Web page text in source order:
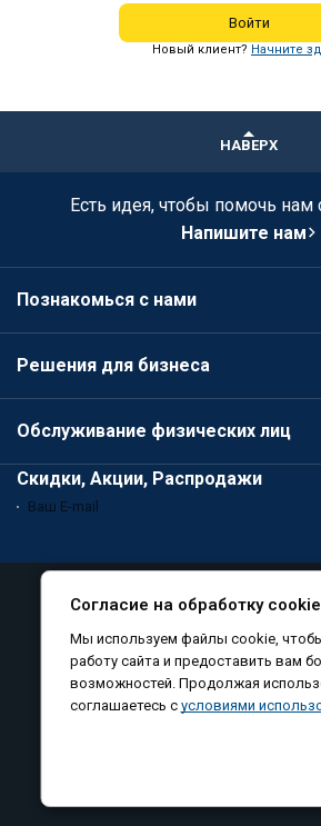
Войти
Новый клиент? Начните
НАВЕРХ
Есть идея, чтобы помочь нам
Напишите нам
Познакомься с нами
Решения для бизнеса
Обслуживание физических лиц
Скидки, Акции, Распродажи
Специальная оценка условий труда
Политика
Соглашение на обработку
Согласие на обработку
Согласие на обработку
Мы используем файлы cookie,
работу сайта и предоставить вам
возможностей. Продолжая
соглашаетесь с условиями